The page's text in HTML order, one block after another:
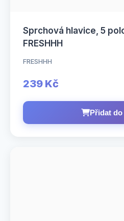
Sprchová hlavice, 5
FRESHHH
FRESHHH
239 Kč
Přidat do